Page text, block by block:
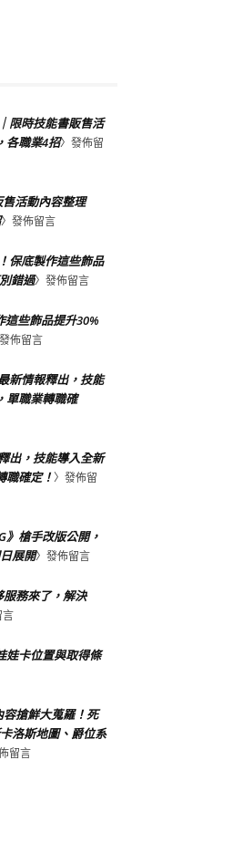
限時技能書販售活
各職業4招〉發佈留
活動內容整理
〉發佈留言
保底製作這些飾品
錯過〉發佈留言
這些飾品提升30%
佈留言
新情報釋出，技能
單職業轉職確
出，技能導入全新
職確定！〉發佈留
》槍手改版公開，
展開〉發佈留言
服務來了，解決
言
娃卡位置與取得條
搶鮮大蒐羅！死
洛斯地圖、爵位系
留言